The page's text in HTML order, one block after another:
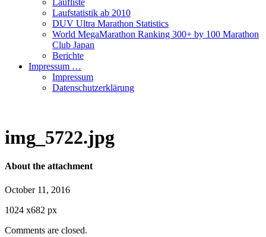
Laufliste
Laufstatistik ab 2010
DUV Ultra Marathon Statistics
World MegaMarathon Ranking 300+ by 100 Marathon
Club Japan
Berichte
Impressum …
Impressum
Datenschutzerklärung
img_5722.jpg
About the attachment
October 11, 2016
1024 x682 px
Comments are closed.